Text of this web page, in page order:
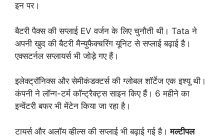
इन पर।
बैटरी पैक्स की सप्लाई EV वर्जन के लिए चुनौती थी। Tata ने
अपनी खुद की बैटरी मैन्युफैक्चरिंग यूनिट से सप्लाई बढ़ाई है।
एक्सटर्नल सप्लायर्स भी जोड़े गए हैं।
इलेक्ट्रॉनिक्स और सेमीकंडक्टर्स की ग्लोबल शॉर्टेज एक इश्यू थी।
कंपनी ने लॉन्ग-टर्म कॉन्ट्रैक्ट्स साइन किए हैं। 6 महीने का
इन्वेंटरी बफर भी मेंटेन किया जा रहा है।
टायर्स और अलॉय व्हील्स की सप्लाई भी बढ़ाई गई है।मल्टीपल